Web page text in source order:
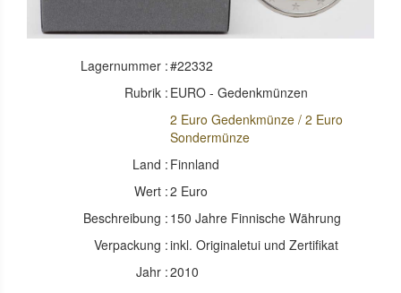
Lagernummer :#22332
Rubrik : EURO - Gedenkmünzen
2 Euro Gedenkmünze / 2 Euro
Sondermünze
Land : Finnland
Wert :2 Euro
Beschreibung : 150 Jahre Finnische Währung
Verpackung :inkl. Originaletui und Zertifikat
Jahr :2010